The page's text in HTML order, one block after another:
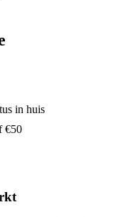
in huis
€50